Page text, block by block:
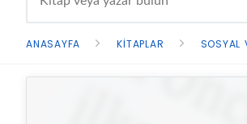
ANASAYFA KITAPLAR SOSYAL